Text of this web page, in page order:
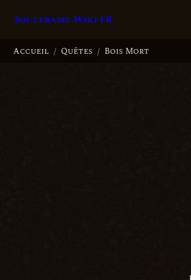
Soulframe Wiki FR
Accueil / Quêtes / Bois Mort